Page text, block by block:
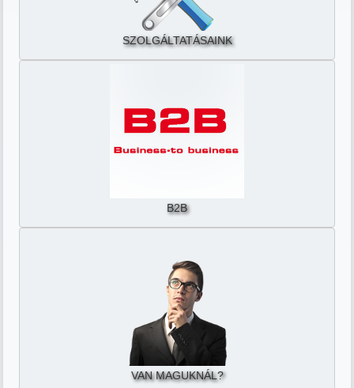
SZOLGÁLTATÁSAINK
B2B
VAN MAGUKNÁL?